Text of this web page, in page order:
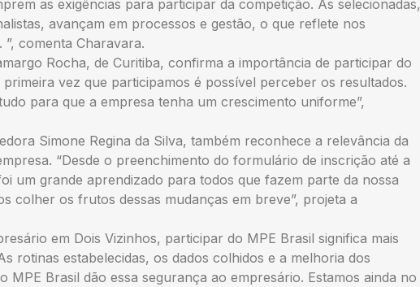
as exigências para participar da competição. As selecionadas,
avançam em processos e gestão, o que reflete nos
comenta Charavara.
Rocha, de Curitiba, confirma a importância de participar do
primeira vez que participamos é possível perceber os resultados.
para que a empresa tenha um crescimento uniforme”,
Simone Regina da Silva, também reconhece a relevância da
“Desde o preenchimento do formulário de inscrição até a
um grande aprendizado para todos que fazem parte da nossa
colher os frutos dessas mudanças em breve”, projeta a
em Dois Vizinhos, participar do MPE Brasil significa mais
rotinas estabelecidas, os dados colhidos e a melhoria dos
MPE Brasil dão essa segurança ao empresário. Estamos ainda no